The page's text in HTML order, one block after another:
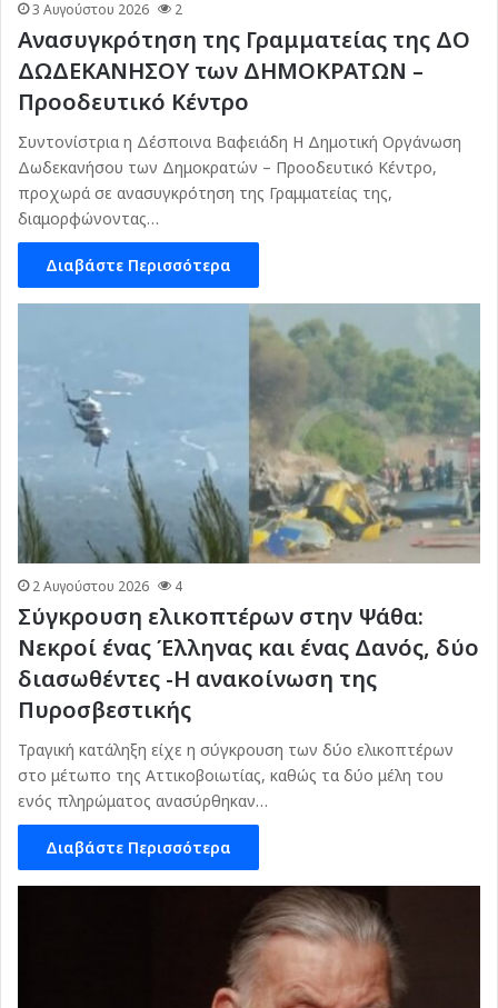
3 Αυγούστου 2026 2
Ανασυγκρότηση της Γραμματείας της ΔΟ
ΔΩΔΕΚΑΝΗΣΟΥ των ΔΗΜΟΚΡΑΤΩΝ –
Προοδευτικό Κέντρο
Συντονίστρια η Δέσποινα Βαφειάδη Η Δημοτική Οργάνωση
Δωδεκανήσου των Δημοκρατών – Προοδευτικό Κέντρο,
προχωρά σε ανασυγκρότηση της Γραμματείας της,
διαμορφώνοντας…
Διαβάστε Περισσότερα
2 Αυγούστου 2026 4
Σύγκρουση ελικοπτέρων στην Ψάθα:
Νεκροί ένας Έλληνας και ένας Δανός, δύο
διασωθέντες -Η ανακοίνωση της
Πυροσβεστικής
Τραγική κατάληξη είχε η σύγκρουση των δύο ελικοπτέρων
στο μέτωπο της Αττικοβοιωτίας, καθώς τα δύο μέλη του
ενός πληρώματος ανασύρθηκαν…
Διαβάστε Περισσότερα